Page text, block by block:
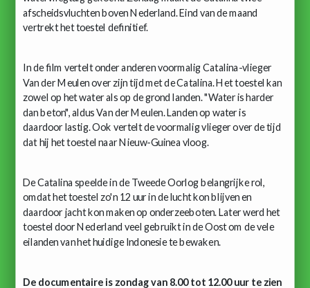
afscheidsvluchten boven Nederland. Eind van de maand
vertrekt het toestel definitief.
In de film vertelt onder anderen voormalig Catalina-vlieger
Van der Meulen over zijn tijd met de Catalina. Het toestel kan
zowel op het water als op de grond landen. "Water is harder
dan beton", aldus Van der Meulen. Landen op water is
daardoor lastig. Ook vertelt de voormalig vlieger over de tijd
dat hij het toestel naar Nieuw-Guinea vloog.
De Catalina speelde in de Tweede Oorlog belangrijke rol,
omdat het toestel zo'n 12 uur in de lucht kon blijven en
daardoor jacht kon maken op onderzeeboten. Later werd het
toestel door Nederland veel gebruikt in de Oost om de vele
eilanden van het huidige Indonesie te bewaken.
De documentaire is zondag van 8.00 tot 12.00 uur te zien